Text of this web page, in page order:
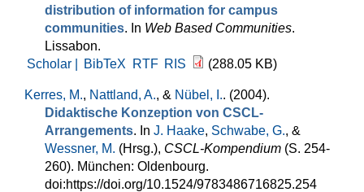
distribution of information for campus
communities. In Web Based Communities.
Lissabon.
Scholar |
BibTeX RTF RIS (288.05 KB)
Kerres, M., Nattland, A., & Nübel, I.. (2004).
Didaktische Konzeption von CSCL-
Arrangements. In J. Haake, Schwabe, G., &
Wessner, M. (Hrsg.), CSCL-Kompendium (S. 254-
260). München: Oldenbourg.
doi:https://doi.org/10.1524/9783486716825.254